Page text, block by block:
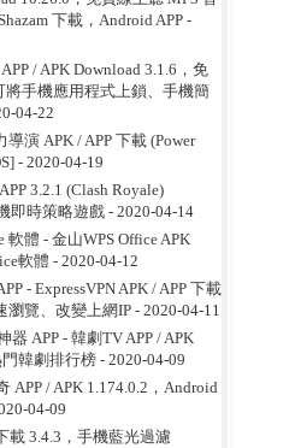
下載，Android APP-
/ APK Download 3.1.6，免
手機應用程式上鎖、手機簡
04-22
演 APK / APP 下載 (Power
- 2020-04-19
3.2.1 (Clash Royale)
即時策略遊戲- 2020-04-14
軟體 - 金山WPS Office APK
軟體 - 2020-04-12
- ExpressVPN APK / APP 下載
瀏覽、改變上網IP- 2020-04-11
APP - 韓劇TV APP / APK
韓劇排行榜- 2020-04-09
APP / APK 1.174.0.2，Android
04-09
載 3.4.3，手機藍光過濾